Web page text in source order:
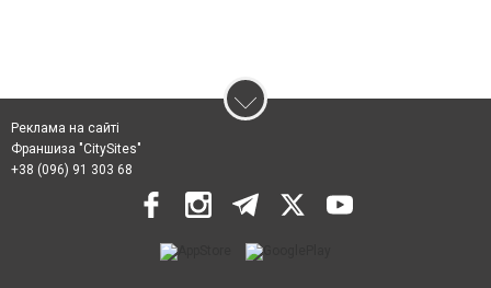
Реклама на сайті
Франшиза "CitySites"
+38 (096) 91 303 68